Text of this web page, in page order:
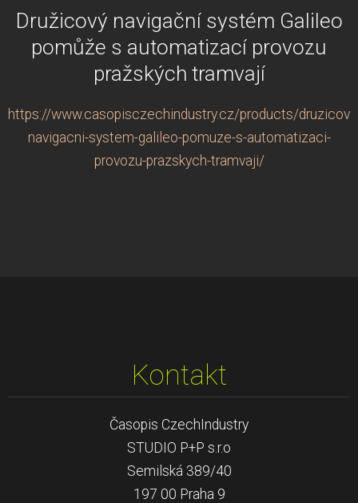
Družicový navigační systém Galileo
pomůže s automatizací provozu
pražských tramvají
https://www.casopisczechindustry.cz/products/
navigacni-system-galileo-pomuze-s-automatizaci-
provozu-prazskych-tramvaji/
Kontakt
Časopis CzechIndustry
STUDIO P+P s.r.o
Semilská 389/40
197 00 Praha 9